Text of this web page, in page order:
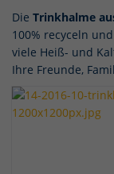
Die Trinkhalme
100% recyceln
viele Heiß- und
Ihre Freunde,